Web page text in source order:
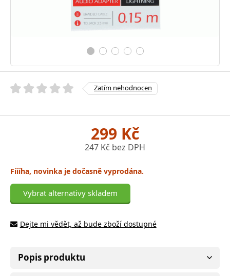
Zatím nehodnocen
299 Kč
247 Kč bez DPH
Fíííha, novinka je dočasně vyprodána.
Vybrat alternativy skladem
Dejte mi vědět, až bude zboží dostupné
Popis produktu